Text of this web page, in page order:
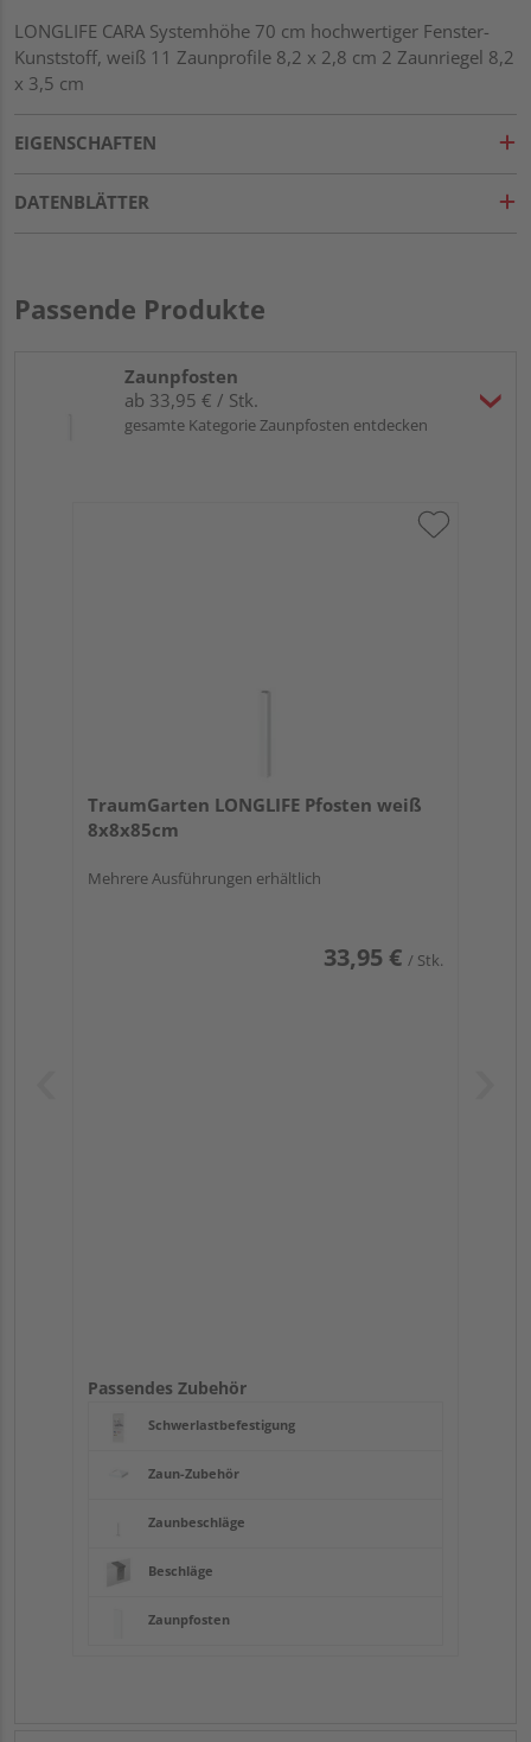
LONGLIFE CARA Systemhöhe 70 cm hochwertiger Fenster-
Kunststoff, weiß 11 Zaunprofile 8,2 x 2,8 cm 2 Zaunriegel 8,2
x 3,5 cm
EIGENSCHAFTEN
DATENBLÄTTER
Passende Produkte
Zaunpfosten
ab 33,95 € / Stk.
gesamte Kategorie Zaunpfosten entdecken
TraumGarten LONGLIFE Pfosten weiß
8x8x85cm
Mehrere Ausführungen erhältlich
33,95 € / Stk.
Passendes Zubehör
Schwerlastbefestigung
Zaun-Zubehör
Zaunbeschläge
Beschläge
Zaunpfosten